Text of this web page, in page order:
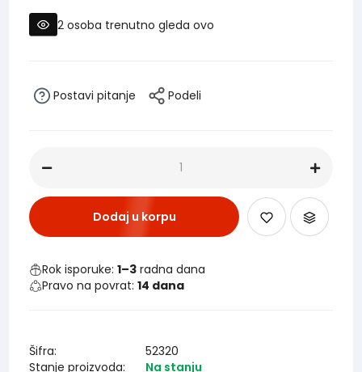
2 osoba trenutno gleda ovo
Postavi pitanje Podeli
Dodaj u korpu
Rok isporuke:1–3 radna dana
Pravo na povrat:14 dana
Šifra:
52320
Stanje proizvoda:
Na stanju